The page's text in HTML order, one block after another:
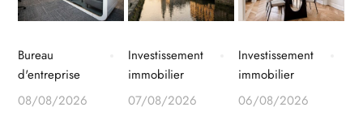
Bureau
d'entreprise
08/08/2026
Investissement
immobilier
07/08/2026
Investissement
immobilier
06/08/2026